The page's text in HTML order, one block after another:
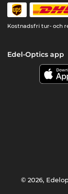
Kostnadsfri tur- och
Edel-Optics app
© 2026,